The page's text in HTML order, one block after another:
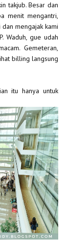
takjub. Besar dan
menit mengantri,
mengajak kami
Waduh, gue udah
Gemeteran,
billing langsung
itu hanya untuk